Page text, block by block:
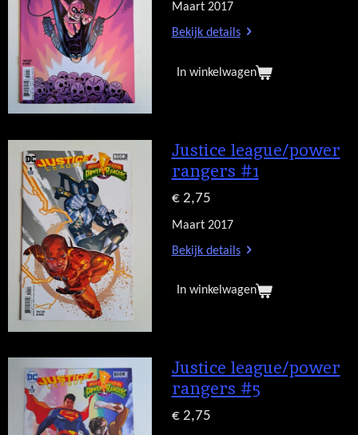
Maart 2017
Bekijk details
In winkelwagen
Justice league/power
rangers #1
€ 2,75
Maart 2017
Bekijk details
In winkelwagen
Justice league/power
rangers #5
€ 2,75